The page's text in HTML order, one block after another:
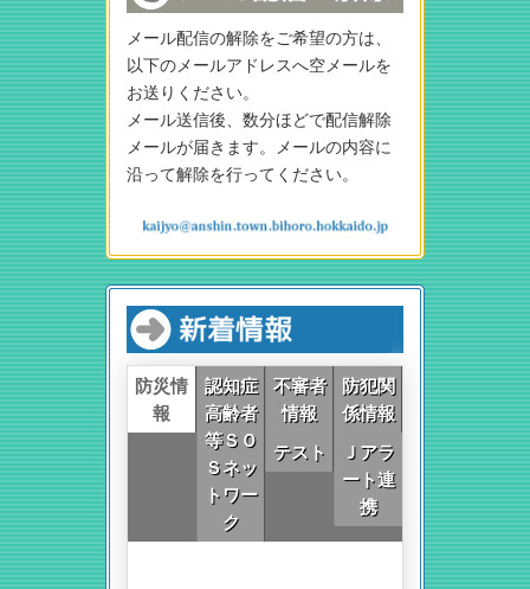
メール配信の解除をご希望の方は、
以下のメールアドレスへ空メールを
お送りください。
メール送信後、数分ほどで配信解除
メールが届きます。メールの内容に
沿って解除を行ってください。
防災情
報
認知症
高齢者
等ＳＯ
Ｓネッ
トワー
ク
不審者
情報
防犯関
係情報
テスト
Ｊアラ
ート連
携